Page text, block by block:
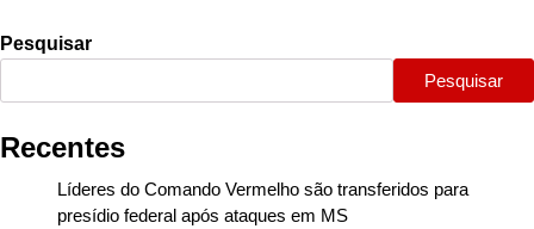
Pesquisar
Pesquisar
Recentes
Líderes do Comando Vermelho são transferidos para
presídio federal após ataques em MS